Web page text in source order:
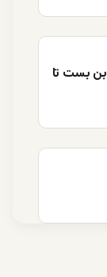
بن بست تا